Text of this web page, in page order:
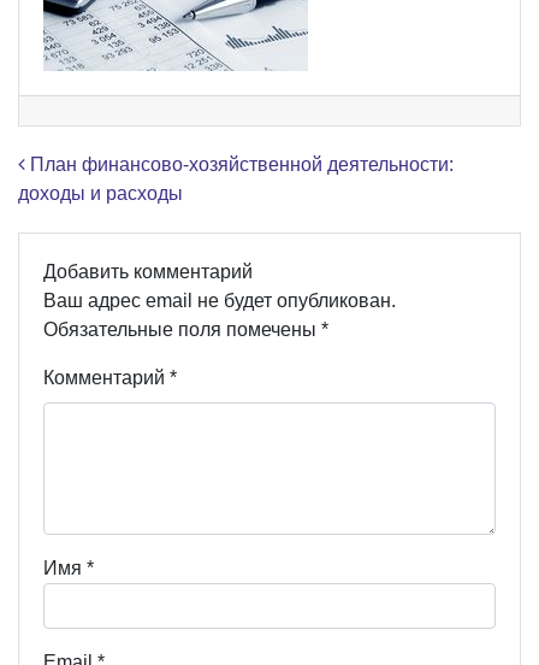
Навигация по записям
План финансово-хозяйственной деятельности:
доходы и расходы
Добавить комментарий
Ваш адрес email не будет опубликован.
Обязательные поля помечены *
Комментарий *
Имя *